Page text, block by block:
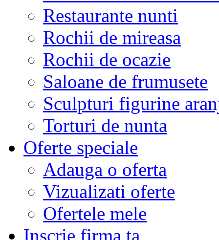
Restaurante nunti
Rochii de mireasa
Rochii de ocazie
Saloane de frumusete
Sculpturi figurine
Torturi de nunta
Oferte speciale
Adauga o oferta
Vizualizati oferte
Ofertele mele
Inscrie firma ta